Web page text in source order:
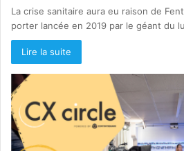
La crise sanitaire aura eu raison de
porter lancée en 2019 par le géant du
Lire la suite